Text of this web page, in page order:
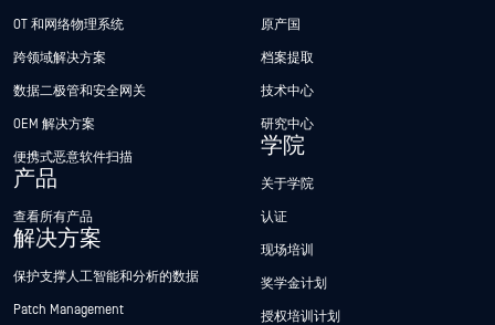
OT 和网络物理系统
跨领域解决方案
数据二极管和安全网关
OEM 解决方案
便携式恶意软件扫描
产品
查看所有产品
解决方案
保护支撑人工智能和分析的数据
Patch Management
原产国
档案提取
技术中心
研究中心
学院
关于学院
认证
现场培训
奖学金计划
授权培训计划